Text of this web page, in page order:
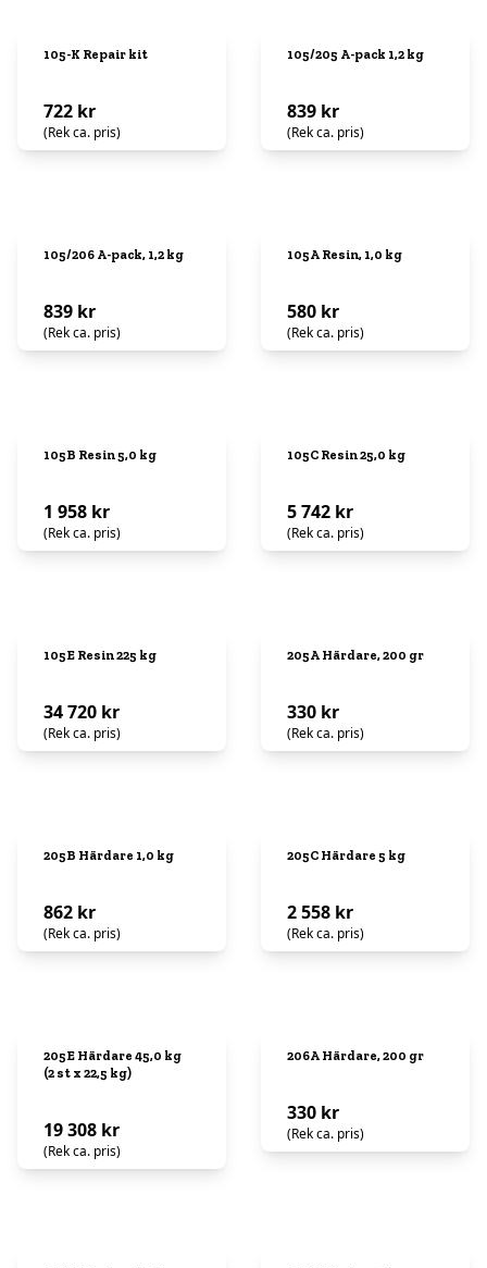
105-K Repair kit
722 kr
(Rek ca. pris)
105/205 A-pack 1,2 kg
839 kr
(Rek ca. pris)
105/206 A-pack, 1,2 kg
839 kr
(Rek ca. pris)
105A Resin, 1,0 kg
580 kr
(Rek ca. pris)
105B Resin 5,0 kg
1 958 kr
(Rek ca. pris)
105C Resin 25,0 kg
5 742 kr
(Rek ca. pris)
105E Resin 225 kg
34 720 kr
(Rek ca. pris)
205A Härdare, 200 gr
330 kr
(Rek ca. pris)
205B Härdare 1,0 kg
862 kr
(Rek ca. pris)
205C Härdare 5 kg
2 558 kr
(Rek ca. pris)
205E Härdare 45,0 kg
(2 st x 22,5 kg)
19 308 kr
(Rek ca. pris)
206A Härdare, 200 gr
330 kr
(Rek ca. pris)